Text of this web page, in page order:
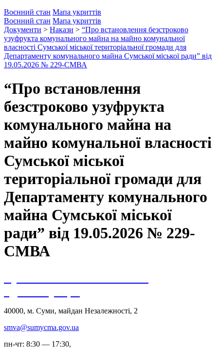
Воєнний стан Мапа укриттів
Воєнний стан Мапа укриттів
Документи > Накази > “Про встановлення безстроково
узуфрукта комунального майна на майно комунальної
власності Сумської міської територіальної громади для
Департаменту комунального майна Сумської міської ради” від
19.05.2026 № 229-СМВА
“Про встановлення
безстроково узуфрукта
комунального майна на
майно комунальної власності
Сумської міської
територіальної громади для
Департаменту комунального
майна Сумської міської
ради” від 19.05.2026 № 229-
СМВА
40000, м. Суми, майдан Незалежності, 2
smva@sumycma.gov.ua
пн-чт: 8:30 — 17:30,